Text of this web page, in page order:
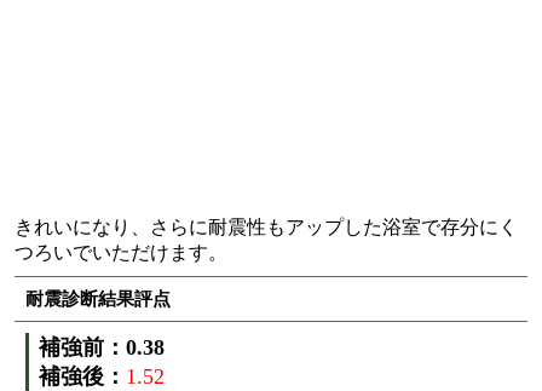
きれいになり、さらに耐震性もアップした浴室で存分にく
つろいでいただけます。
耐震診断結果評点
補強前：0.38
補強後： 1.52